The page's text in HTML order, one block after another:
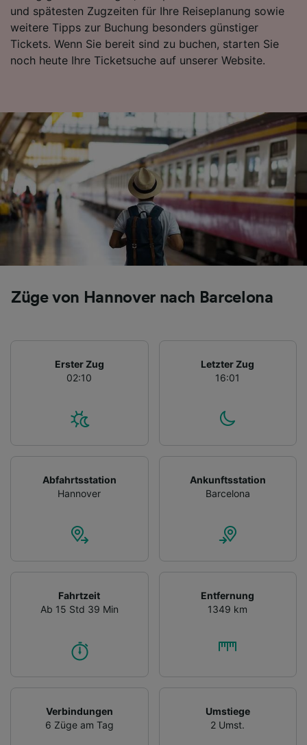
und spätesten Zugzeiten für Ihre Reiseplanung sowie
weitere Tipps zur Buchung besonders günstiger
Tickets. Wenn Sie bereit sind zu buchen, starten Sie
noch heute Ihre Ticketsuche auf unserer Website.
Züge von Hannover nach Barcelona
Erster Zug
02:10
Letzter Zug
16:01
Abfahrtsstation
Hannover
Ankunftsstation
Barcelona
Fahrtzeit
Ab 15 Std 39 Min
Entfernung
1349 km
Verbindungen
6 Züge am Tag
Umstiege
2 Umst.
Folgendes bereitzustellen:
Verwendung genauer Standortdaten.
Endgeräteeigenschaften zur Identifikation
aktiv abfragen. Speichern von oder Zugriff auf
Informationen auf einem Endgerät.
Inhalten, Zielgruppenforschung sowie
Entwicklung und Verbesserung von
Angeboten.
Liste der Partner (Lieferanten)